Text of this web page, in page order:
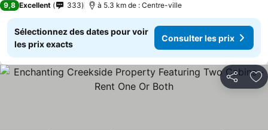
9,8 Excellent 333 à 5.3 km de : Centre-ville
Sélectionnez des dates pour voir
les prix exacts
Consulter les prix
Partager